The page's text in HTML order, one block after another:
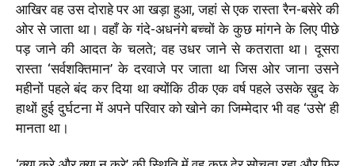
आखिर वह उस दोराहे पर आ खड़ा हुआ, जहां से एक रास्ता रैन-बसेरे की
ओर से जाता था। वहाँ के गंदे-अधनंगे बच्चों के कुछ मांगने के लिए पीछे
पड़ जाने की आदत के चलते; वह उधर जाने से कतराता था। दूसरा
रास्ता ‘सर्वशक्तिमान’ के दरवाजे पर जाता था जिस ओर जाना उसने
महीनों पहले बंद कर दिया था क्योंकि ठीक एक वर्ष पहले उसके ख़ुद के
हाथों हुई दुर्घटना में अपने परिवार को खोने का जिम्मेदार भी वह ‘उसे’ ही
मानता था।